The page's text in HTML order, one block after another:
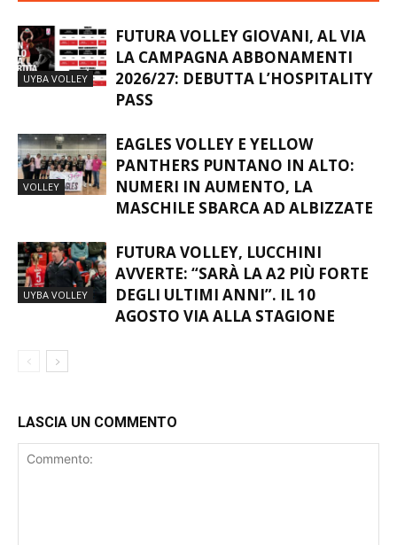
UYBA VOLLEY
FUTURA VOLLEY GIOVANI, AL VIA
LA CAMPAGNA ABBONAMENTI
2026/27: DEBUTTA L’HOSPITALITY
PASS
VOLLEY
EAGLES VOLLEY E YELLOW
PANTHERS PUNTANO IN ALTO:
NUMERI IN AUMENTO, LA
MASCHILE SBARCA AD ALBIZZATE
UYBA VOLLEY
FUTURA VOLLEY, LUCCHINI
AVVERTE: “SARÀ LA A2 PIÙ FORTE
DEGLI ULTIMI ANNI”. IL 10
AGOSTO VIA ALLA STAGIONE
LASCIA UN COMMENTO